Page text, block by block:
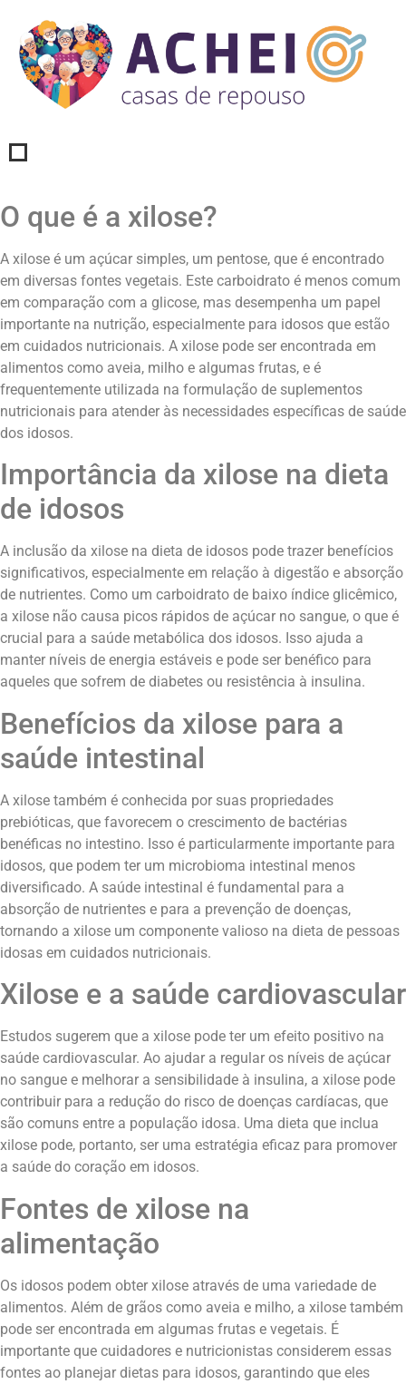
O que é a xilose?
A xilose é um açúcar simples, um pentose, que é encontrado
em diversas fontes vegetais. Este carboidrato é menos comum
em comparação com a glicose, mas desempenha um papel
importante na nutrição, especialmente para idosos que estão
em cuidados nutricionais. A xilose pode ser encontrada em
alimentos como aveia, milho e algumas frutas, e é
frequentemente utilizada na formulação de suplementos
nutricionais para atender às necessidades específicas de saúde
dos idosos.
Importância da xilose na dieta
de idosos
A inclusão da xilose na dieta de idosos pode trazer benefícios
significativos, especialmente em relação à digestão e absorção
de nutrientes. Como um carboidrato de baixo índice glicêmico,
a xilose não causa picos rápidos de açúcar no sangue, o que é
crucial para a saúde metabólica dos idosos. Isso ajuda a
manter níveis de energia estáveis e pode ser benéfico para
aqueles que sofrem de diabetes ou resistência à insulina.
Benefícios da xilose para a
saúde intestinal
A xilose também é conhecida por suas propriedades
prebióticas, que favorecem o crescimento de bactérias
benéficas no intestino. Isso é particularmente importante para
idosos, que podem ter um microbioma intestinal menos
diversificado. A saúde intestinal é fundamental para a
absorção de nutrientes e para a prevenção de doenças,
tornando a xilose um componente valioso na dieta de pessoas
idosas em cuidados nutricionais.
Xilose e a saúde cardiovascular
Estudos sugerem que a xilose pode ter um efeito positivo na
saúde cardiovascular. Ao ajudar a regular os níveis de açúcar
no sangue e melhorar a sensibilidade à insulina, a xilose pode
contribuir para a redução do risco de doenças cardíacas, que
são comuns entre a população idosa. Uma dieta que inclua
xilose pode, portanto, ser uma estratégia eficaz para promover
a saúde do coração em idosos.
Fontes de xilose na
alimentação
Os idosos podem obter xilose através de uma variedade de
alimentos. Além de grãos como aveia e milho, a xilose também
pode ser encontrada em algumas frutas e vegetais. É
importante que cuidadores e nutricionistas considerem essas
fontes ao planejar dietas para idosos, garantindo que eles